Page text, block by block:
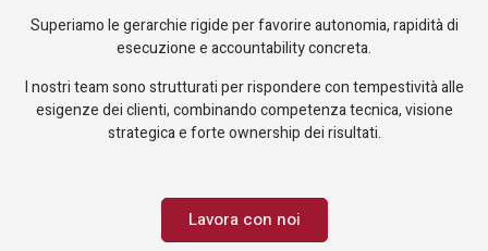
Superiamo le gerarchie rigide per favorire autonomia, rapidità di
esecuzione e accountability concreta.
I nostri team sono strutturati per rispondere con tempestività alle
esigenze dei clienti, combinando competenza tecnica, visione
strategica e forte ownership dei risultati.
Lavora con noi